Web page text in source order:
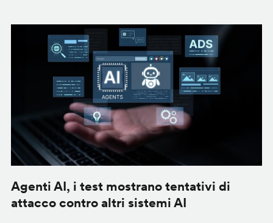
Agenti AI, i test mostrano tentativi di
attacco contro altri sistemi AI